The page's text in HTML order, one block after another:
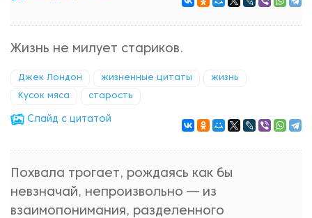
Жизнь не милует стариков.
Джек Лондон жизненные цитаты жизнь
Кусок мяса старость
Cлайд с цитатой
Похвала трогает, рождаясь как бы
невзначай, непроизвольно — из
взаимопонимания, разделенного